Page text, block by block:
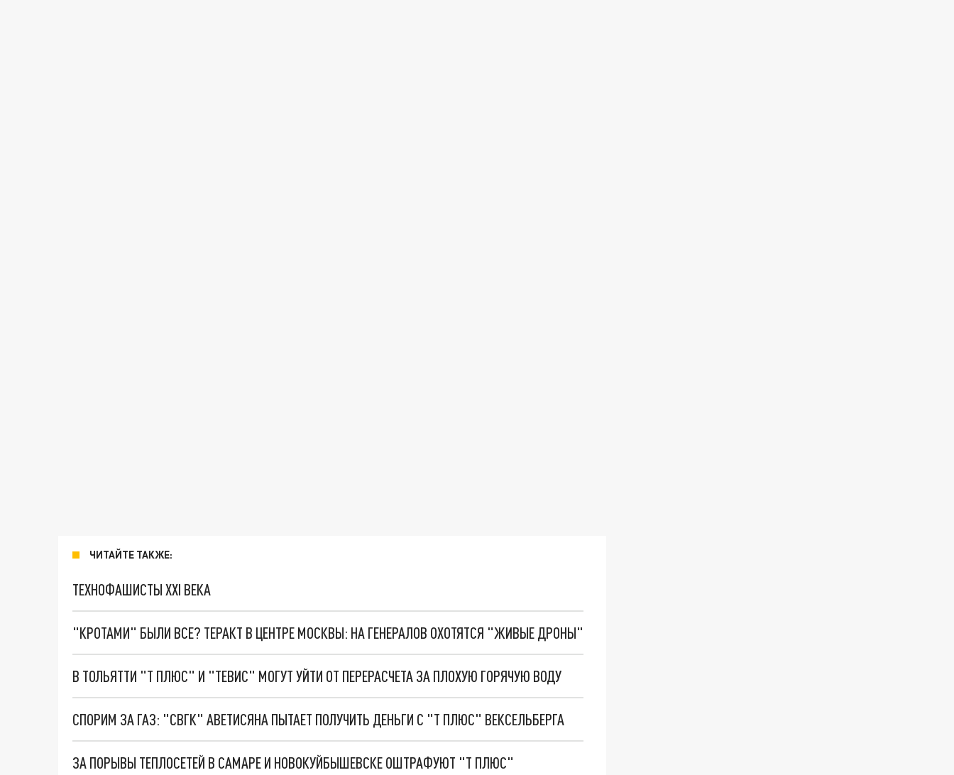
ЧИТАЙТЕ ТАКЖЕ:
ТЕХНОФАШИСТЫ XXI ВЕКА
"КРОТАМИ" БЫЛИ ВСЕ? ТЕРАКТ В ЦЕНТРЕ МОСКВЫ: НА ГЕНЕРАЛОВ ОХОТЯТСЯ "ЖИВЫЕ ДРОНЫ"
В ТОЛЬЯТТИ "Т ПЛЮС" И "ТЕВИС" МОГУТ УЙТИ ОТ ПЕРЕРАСЧЕТА ЗА ПЛОХУЮ ГОРЯЧУЮ ВОДУ
СПОРИМ ЗА ГАЗ: "СВГК" АВЕТИСЯНА ПЫТАЕТ ПОЛУЧИТЬ ДЕНЬГИ С "Т ПЛЮС" ВЕКСЕЛЬБЕРГА
ЗА ПОРЫВЫ ТЕПЛОСЕТЕЙ В САМАРЕ И НОВОКУЙБЫШЕВСКЕ ОШТРАФУЮТ "Т ПЛЮС"